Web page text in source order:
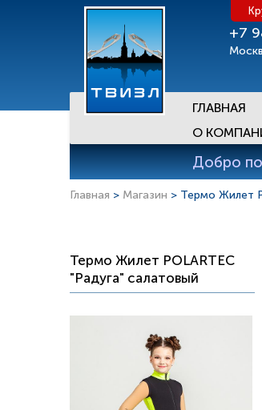
+7
ГЛАВНАЯ
О
Добро
Главная > Магазин > Термо Жилет
Термо Жилет POLARTEC
"Радуга" салатовый